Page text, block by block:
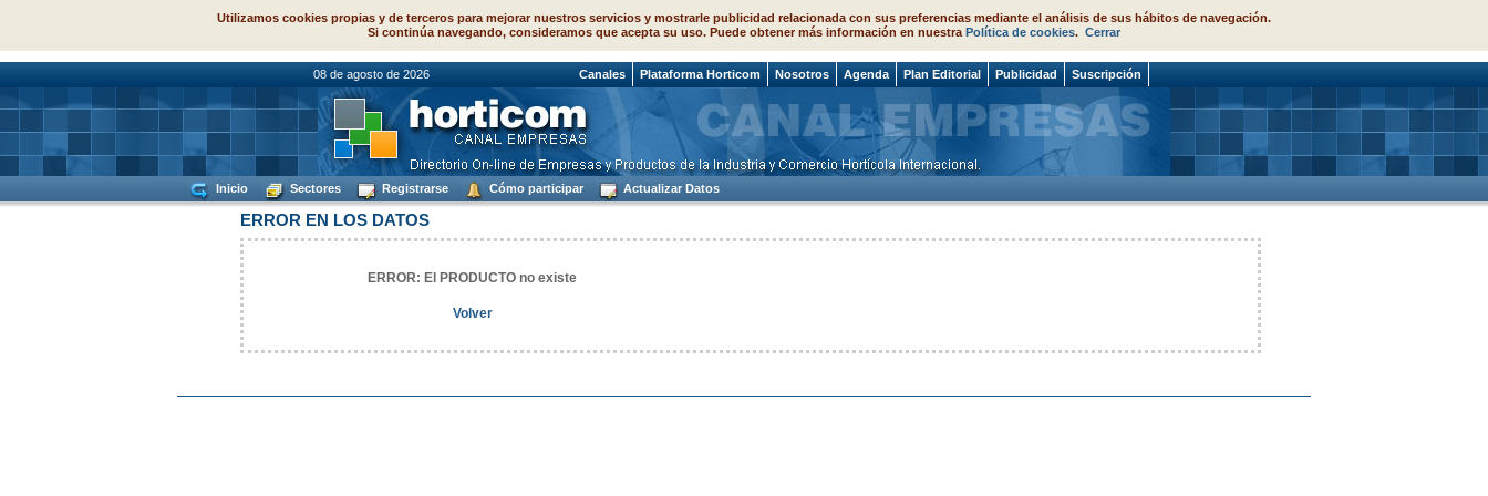
Utilizamos cookies propias y de terceros para mejorar nuestros servicios y mostrarle publicidad relacionada con sus preferencias mediante el análisis de sus hábitos de navegación.
Si continúa navegando, consideramos que acepta su uso. Puede obtener más información en nuestra Política de cookies. Cerrar
08 de agosto de 2026 Canales Plataforma Horticom Nosotros Agenda Plan Editorial Publicidad Suscripción
Inicio Sectores Registrarse Cómo participar Actualizar Datos
ERROR EN LOS DATOS
ERROR: El PRODUCTO no existe
Volver